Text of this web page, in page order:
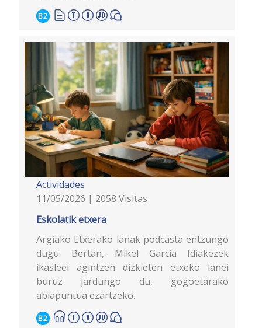
B2
Actividades
11/05/2026 | 2058 Visitas
Eskolatik etxera
Argiako Etxerako lanak podcasta entzungo
dugu. Bertan, Mikel Garcia Idiakezek
ikasleei agintzen dizkieten etxeko lanei
buruz jardungo du, gogoetarako
abiapuntua ezartzeko.
B2